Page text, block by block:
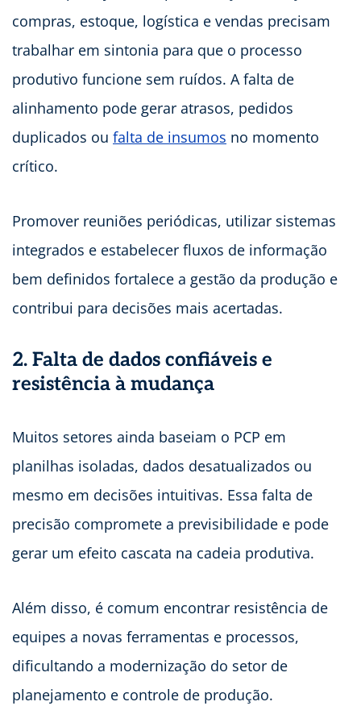
compras, estoque, logística e vendas precisam
trabalhar em sintonia para que o processo
produtivo funcione sem ruídos. A falta de
alinhamento pode gerar atrasos, pedidos
duplicados ou falta de insumos no momento
crítico.
Promover reuniões periódicas, utilizar sistemas
integrados e estabelecer fluxos de informação
bem definidos fortalece a gestão da produção e
contribui para decisões mais acertadas.
2. Falta de dados confiáveis e
resistência à mudança
Muitos setores ainda baseiam o PCP em
planilhas isoladas, dados desatualizados ou
mesmo em decisões intuitivas. Essa falta de
precisão compromete a previsibilidade e pode
gerar um efeito cascata na cadeia produtiva.
Além disso, é comum encontrar resistência de
equipes a novas ferramentas e processos,
dificultando a modernização do setor de
planejamento e controle de produção.